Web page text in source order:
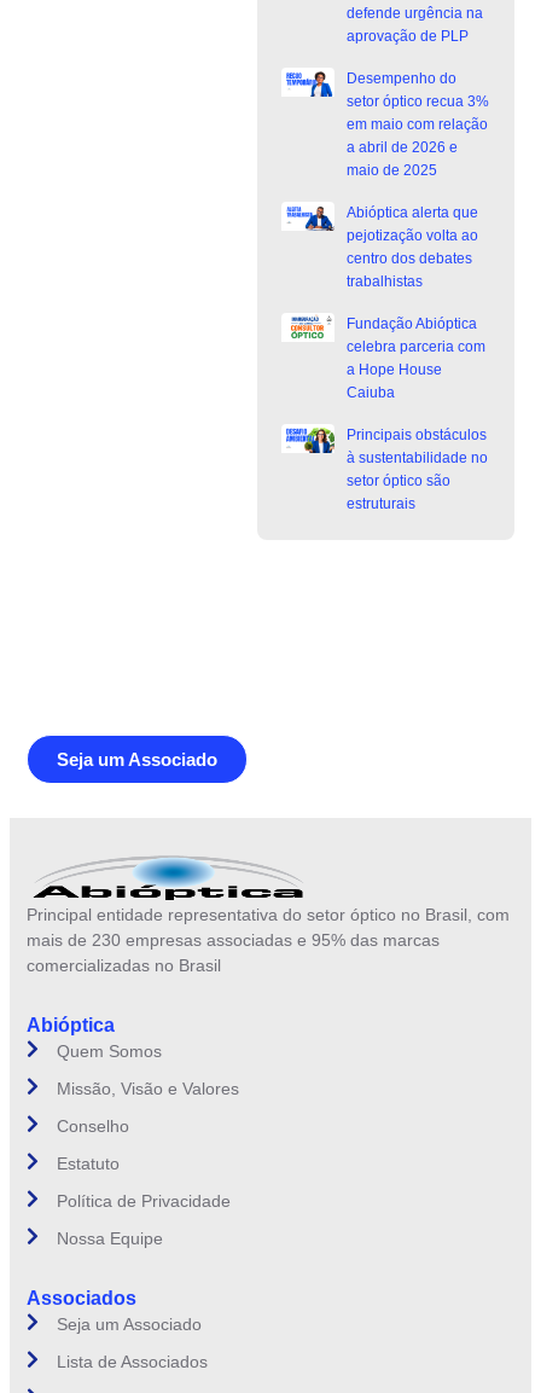
defende urgência na
aprovação de PLP
Desempenho do
setor óptico recua 3%
em maio com relação
a abril de 2026 e
maio de 2025
Abióptica alerta que
pejotização volta ao
centro dos debates
trabalhistas
Fundação Abióptica
celebra parceria com
a Hope House
Caiuba
Principais obstáculos
à sustentabilidade no
setor óptico são
estruturais
Seja um Associado
Principal entidade representativa do setor óptico no Brasil, com
mais de 230 empresas associadas e 95% das marcas
comercializadas no Brasil
Abióptica
Quem Somos
Missão, Visão e Valores
Conselho
Estatuto
Política de Privacidade
Nossa Equipe
Associados
Seja um Associado
Lista de Associados